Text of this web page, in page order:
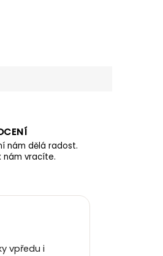
nám dělá radost.
nám vracíte.
vpředu i